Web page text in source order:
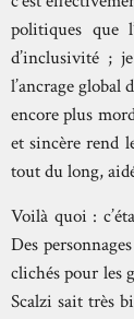
politiques que
d’inclusivité ;
l’ancrage
encore plus
et sincère rend
tout du long,
Voilà quoi :
Des
clichés pour les
Scalzi sait très